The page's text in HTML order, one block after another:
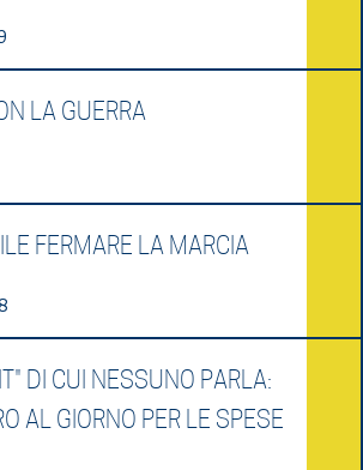
LA GUERRA
FERMARE LA MARCIA
DI CUI NESSUNO PARLA:
AL GIORNO PER LE SPESE